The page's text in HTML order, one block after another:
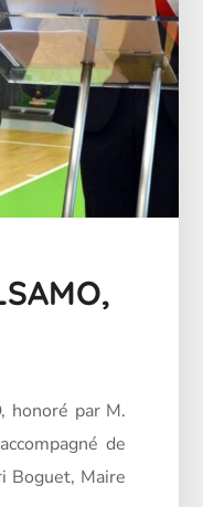
honoré par M.
de
Boguet, Maire